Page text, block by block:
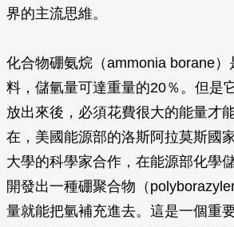
界的主流思維。
化合物硼氨烷（ammonia borane
料，儲氫量可達重量的20％。但是
放出來後，必須花費很大的能量才
在，美國能源部的洛斯阿拉莫斯國
大學的科學家合作，在能源部化學
開發出一種硼聚合物（
量就能把氫補充進去。這是一個重